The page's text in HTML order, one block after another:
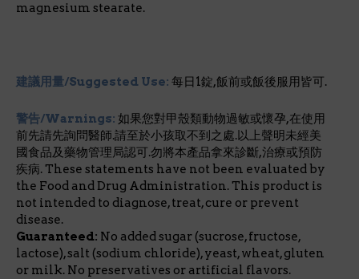
magnesium stearate.
建議用量/Suggested Use: 每日1錠,飯前或飯後服用皆可.
警告/Warnings: 如果您對甲殼類動物過敏或懷孕,在使用
前先請先詢問醫師.請至於小孩取不到之處.以上聲明未經美
國食品及藥物管理局認可.勿將本產品拿來診斷,治療或預防
疾病. These statements have not been evaluated by
the Food and Drug Administration. This product is
not intended to diagnose, treat, cure or prevent
disease.
Guaranteed: No added sugar (sucrose, fructose,
lactose), salt (sodium chloride), yeast, wheat, gluten
or milk. No preservatives or artificial flavors.